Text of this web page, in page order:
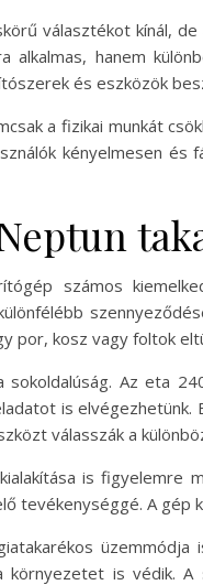
választékot kínál,
alkalmas, hanem
és eszközök
a fizikai munkát
kényelmesen
számos
por, kosz vagy foltok
Az eta
is elvégezhetünk.
válasszák a
is figyelemre
tevékenységgé. A gép
környezetet is védik.